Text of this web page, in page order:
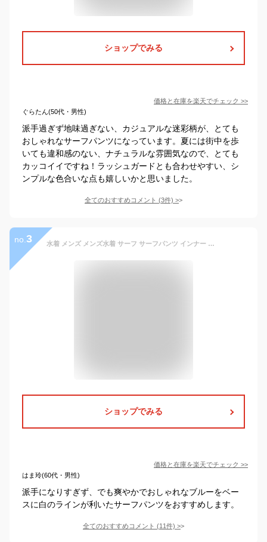
ショップでみる
価格と在庫を楽天でチェック >>
ぐらたん(50代・男性)
派手過ぎず地味過ぎない、カジュアルな迷彩柄が、とても
おしゃれなサーフパンツになっています。夏には街中を歩
いても違和感のない、ナチュラルな雰囲気なので、とても
カッコイイですね！ラッシュガードとも合わせやすい、シ
ンプルな色合いな点も嬉しいかと思いました。
全てのおすすめコメント (3件) >
no. 3 水着 メンズ メンズ水着 サーフ サーフパンツ インナー 裏地付 海パン 海水パンツ 無地 水陸両用 かっこいい 30代 40代 プール S M L 2L 3L 4L 大きいサイズ 送料無料 ns-2596-09
ショップでみる
価格と在庫を楽天でチェック >>
はま玲(60代・男性)
派手になりすぎず、でも爽やかでおしゃれなブルーをベー
スに白のラインが利いたサーフパンツをおすすめします。
全てのおすすめコメント (11件) >